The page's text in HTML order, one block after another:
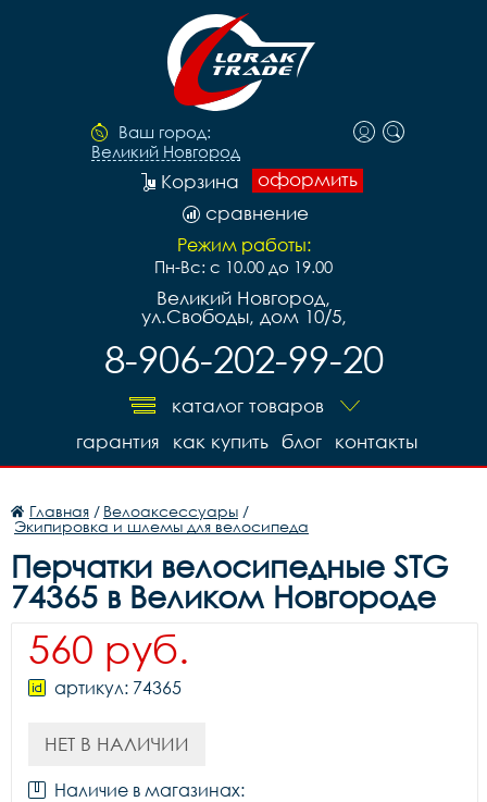
Ваш город:
Великий Новгород
оформить
Корзина
сравнение
Режим работы:
Пн-Вс: с 10.00 до 19.00
Великий Новгород,
ул.Свободы, дом 10/5,
8-906-202-99-20
каталог товаров
контакты
блог
как купить
гарантия
Главная / Велоаксессуары /
Экипировка и шлемы для велосипеда
Перчатки велосипедные STG
74365 в Великом Новгороде
560 руб.
артикул: 74365
НЕТ В НАЛИЧИИ
Наличие в магазинах: